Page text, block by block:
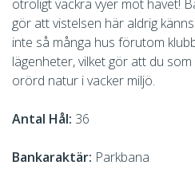
otroligt vackra vyer mot havet!
gör att vistelsen här aldrig
inte så många hus förutom
lägenheter, vilket gör att du
orörd natur i vacker miljö.
Antal Hål: 36
Bankaraktär: Parkbana